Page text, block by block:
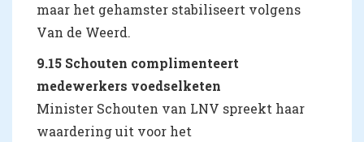
maar het gehamster stabiliseert volgens
Van de Weerd.
9.15 Schouten complimenteert
medewerkers voedselketen
Minister Schouten van LNV spreekt haar
waardering uit voor het